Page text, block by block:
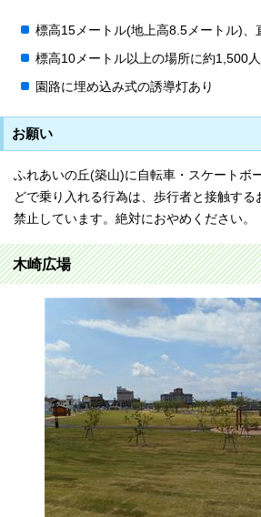
標高15メートル(地上高8.5メートル)、
標高10メートル以上の場所に約1,500
園路に埋め込み式の誘導灯あり
お願い
ふれあいの丘(築山)に自転車・スケートボ
どで乗り入れる行為は、歩行者と接触する
禁止しています。絶対におやめください。
木崎広場